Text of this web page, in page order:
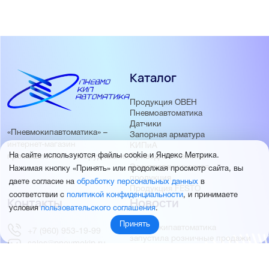
«Пневмокипавтоматика» –
интернет-магазин
промышленного оборудования
Каталог
Продукция ОВЕН
Пневмоавтоматика
Датчики
Запорная арматура
КИПиА
Приводная техника
Электротехническая
продукция
Продукция FESTO
Новости
Пневмокипавтоматика
запустила розничные продажи
Контакты
+7 (960) 953-19-99
sales@pnevmokip.ru
На сайте используются файлы cookie и Яндекс Метрика.
Нажимая кнопку «Принять» или продолжая просмотр сайта, вы
даете согласие на обработку персональных данных в
соответствии с политикой конфиденциальности, и принимаете
условияпользовательского соглашения.
Принять